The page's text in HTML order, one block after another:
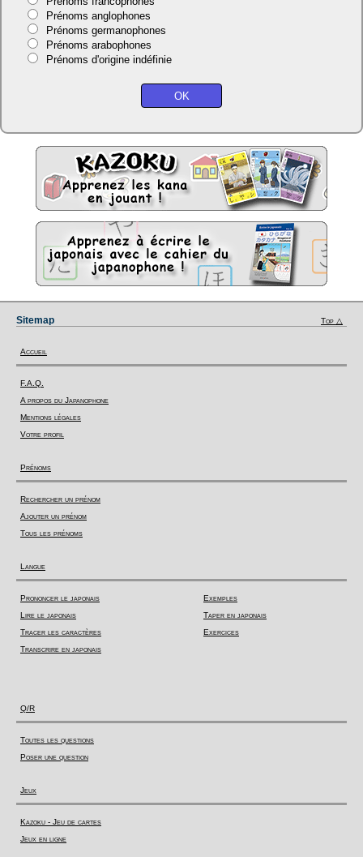
Prénoms anglophones
Prénoms germanophones
Prénoms arabophones
Prénoms d'origine indéfinie
Sitemap Top △
Accueil
F.A.Q.
A propos du Japanophone
Mentions légales
Votre profil
Prénoms
Rechercher un prénom
Ajouter un prénom
Tous les prénoms
Langue
Prononcer le japonais
Lire le japonais
Tracer les caractères
Transcrire en japonais
Exemples
Taper en japonais
Exercices
Q/R
Toutes les questions
Poser une question
Jeux
Kazoku - Jeu de cartes
Jeux en ligne